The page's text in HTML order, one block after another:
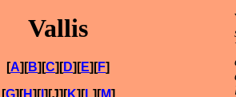
Vallis
[A][B][C][D][E][F]